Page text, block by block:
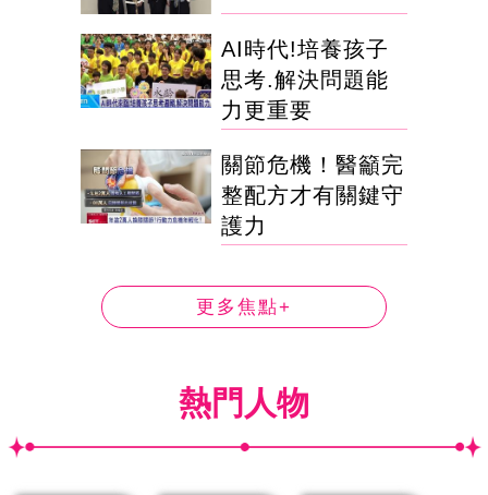
AI時代!培養孩子
思考.解決問題能
力更重要
關節危機！醫籲完
整配方才有關鍵守
護力
更多焦點+
熱門人物